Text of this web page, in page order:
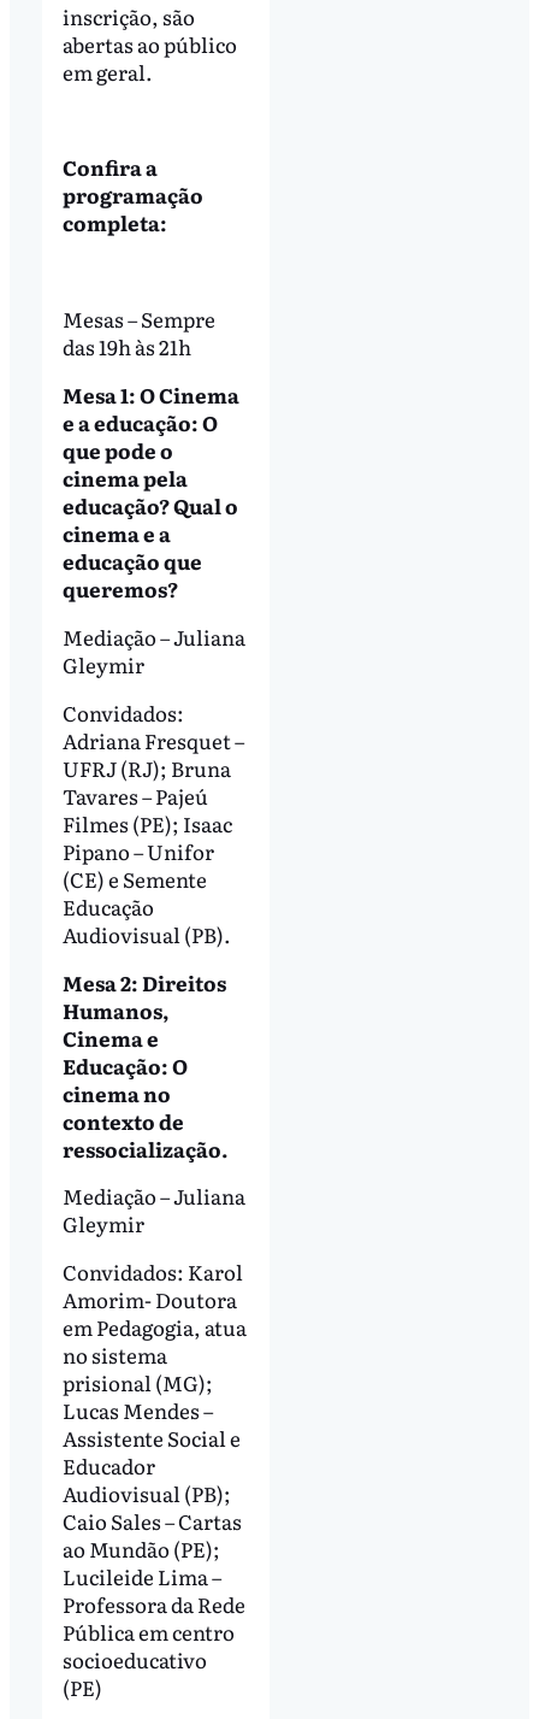
inscrição, são
abertas ao público
em geral.
Confira a
programação
completa:
Mesas – Sempre
das 19h às 21h
Mesa 1: O Cinema
e a educação: O
que pode o
cinema pela
educação? Qual o
cinema e a
educação que
queremos?
Mediação – Juliana
Gleymir
Convidados:
Adriana Fresquet –
UFRJ (RJ); Bruna
Tavares – Pajeú
Filmes (PE); Isaac
Pipano – Unifor
(CE) e Semente
Educação
Audiovisual (PB).
Mesa 2: Direitos
Humanos,
Cinema e
Educação: O
cinema no
contexto de
ressocialização.
Mediação – Juliana
Gleymir
Convidados: Karol
Amorim- Doutora
em Pedagogia, atua
no sistema
prisional (MG);
Lucas Mendes –
Assistente Social e
Educador
Audiovisual (PB);
Caio Sales – Cartas
ao Mundão (PE);
Lucileide Lima –
Professora da Rede
Pública em centro
socioeducativo
(PE)